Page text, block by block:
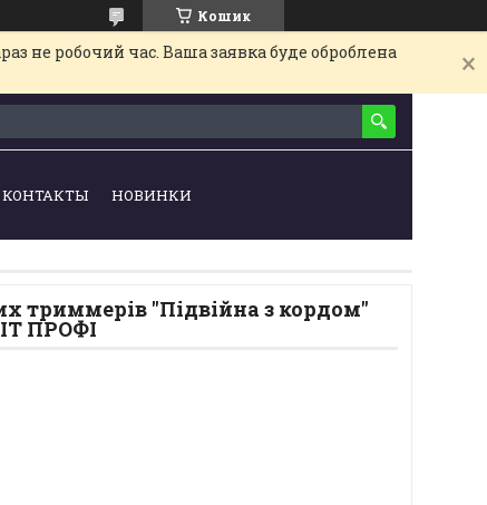
Кошик
не робочий час. Ваша заявка буде оброблена
КОНТАКТЫ НОВИНКИ
триммерів "Підвійна з кордом"
ПРОФІ